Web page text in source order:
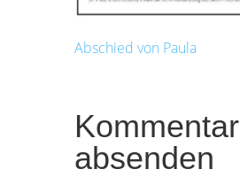
Abschied von Paula
Kommentar
absenden